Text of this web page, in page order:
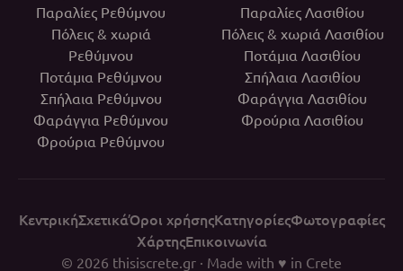
Παραλίες Ρεθύμνου
Πόλεις & χωριά
Ρεθύμνου
Ποτάμια Ρεθύμνου
Σπήλαια Ρεθύμνου
Φαράγγια Ρεθύμνου
Φρούρια Ρεθύμνου
Παραλίες Λασιθίου
Πόλεις & χωριά Λασιθίου
Ποτάμια Λασιθίου
Σπήλαια Λασιθίου
Φαράγγια Λασιθίου
Φρούρια Λασιθίου
ΚεντρικήΣχετικάΌροι χρήσηςΚατηγορίεςΦωτογραφίες
ΧάρτηςΕπικοινωνία
© 2026 thisiscrete.gr · Made with ♥ in Crete